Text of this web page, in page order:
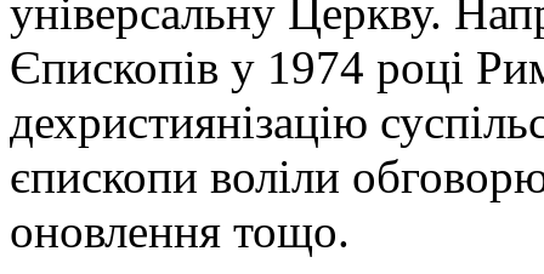
універсальну Церкву.
Єпископів у 1974 році
дехристиянізацію
єпископи воліли
оновлення тощо.